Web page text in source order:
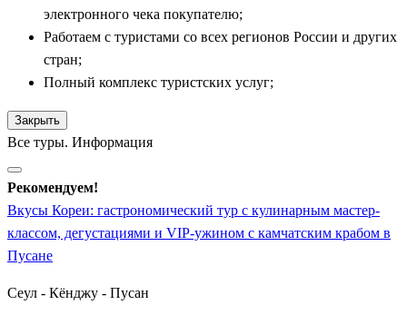
Ближние экскурсии из Сеула: Сувон, Инчон,
Чхунчхон и Гапён
Современные групповые программы составлены очень
грамотно, позволяя совершать удобные однодневные
радиальные выезды из базовых отелей столицы. Среди таких
ближних маршрутов популярны:
Старинный
монументальную белокаменную крепость Хвасон,
внесенную в список всемирного наследия ЮНЕСКО;
Исторический
ультрасовременным футуристическим районом Сондо;
электронного чека покупателю;
Работаем с туристами со всех регионов России и других
стран;
Полный комплекс туристских услуг;
Закрыть
Все туры. Информация
Рекомендуем!
Вкусы Кореи: гастрономический тур с кулинарным мастер-
классом, дегустациями и VIP-ужином с камчатским крабом в
Пусане
Сеул - Кёнджу - Пусан